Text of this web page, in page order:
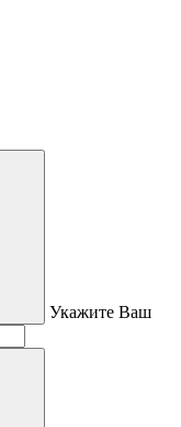
Укажите Ваш